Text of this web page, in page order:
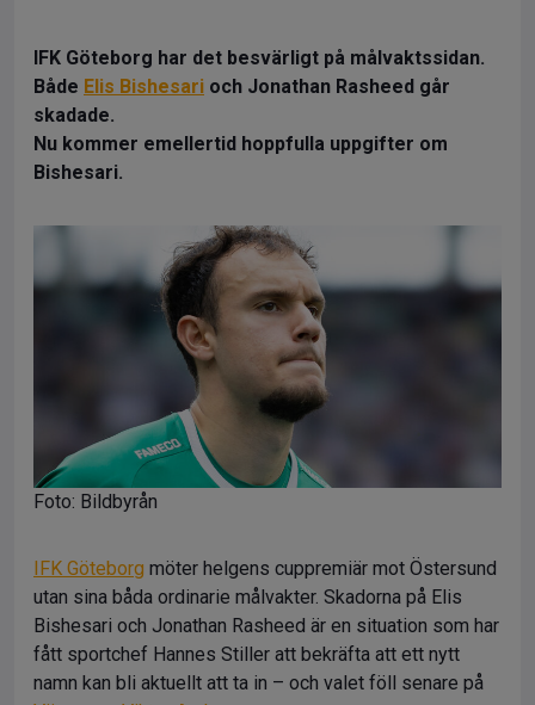
IFK Göteborg har det besvärligt på målvaktssidan.
Både Elis Bishesari och Jonathan Rasheed går
skadade.
Nu kommer emellertid hoppfulla uppgifter om
Bishesari.
Foto: Bildbyrån
IFK Göteborg möter helgens cuppremiär mot Östersund
utan sina båda ordinarie målvakter. Skadorna på Elis
Bishesari och Jonathan Rasheed är en situation som har
fått sportchef Hannes Stiller att bekräfta att ett nytt
namn kan bli aktuellt att ta in – och valet föll senare på